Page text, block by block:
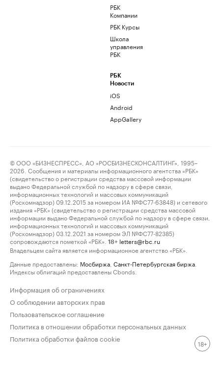
РБК
Компании
РБК Курсы
Школа
управления
РБК
РБК
Новости
iOS
Android
AppGallery
© ООО «БИЗНЕСПРЕСС», АО «РОСБИЗНЕСКОНСАЛТИНГ», 1995–
2026. Сообщения и материалы информационного агентства «РБК»
(свидетельство о регистрации средства массовой информации
выдано Федеральной службой по надзору в сфере связи,
информационных технологий и массовых коммуникаций
(Роскомнадзор) 09.12.2015 за номером ИА №ФС77-63848) и сетевого
издания «РБК» (свидетельство о регистрации средства массовой
информации выдано Федеральной службой по надзору в сфере связи,
информационных технологий и массовых коммуникаций
(Роскомнадзор) 03.12.2021 за номером ЭЛ №ФС77-82385)
сопровождаются пометкой «РБК».
18+ letters@rbc.ru
Владельцем сайта является информационное агентство «РБК».
Данные предоставлены: Мосбиржа Санкт-Петербургская биржа
Индексы облигаций предоставлены Cbonds.
Информация об ограничениях
О соблюдении авторских прав
Пользовательское соглашение
Политика в отношении обработки персональных данных
Политика обработки файлов cookie
18+